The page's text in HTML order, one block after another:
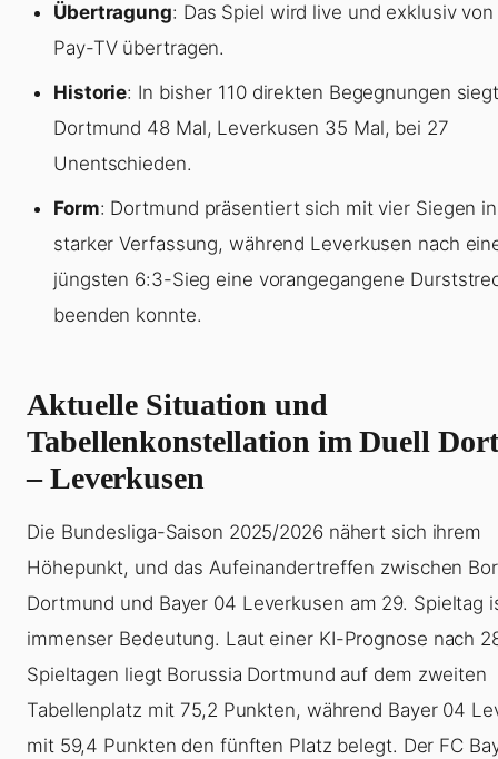
Übertragung: Das Spiel wird live und exklusiv
Pay-TV übertragen.
Historie: In bisher 110 direkten Begegnungen
Dortmund 48 Mal, Leverkusen 35 Mal, bei 27
Unentschieden.
Form: Dortmund präsentiert sich mit vier Siegen
starker Verfassung, während Leverkusen nach
jüngsten 6:3-Sieg eine vorangegangene
beenden konnte.
Aktuelle Situation und
Tabellenkonstellation im Duell
– Leverkusen
Die Bundesliga-Saison 2025/2026 nähert sich ihrem
Höhepunkt, und das Aufeinandertreffen zwischen
Dortmund und Bayer 04 Leverkusen am 29. Spieltag
immenser Bedeutung. Laut einer KI-Prognose nach
Spieltagen liegt Borussia Dortmund auf dem zweiten
Tabellenplatz mit 75,2 Punkten, während Bayer 04
mit 59,4 Punkten den fünften Platz belegt. Der FC